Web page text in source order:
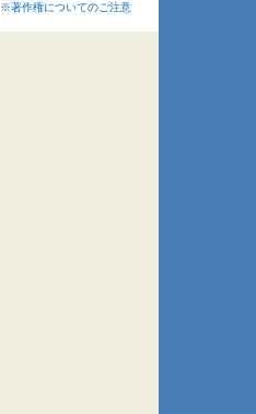
※著作権についてのご注意